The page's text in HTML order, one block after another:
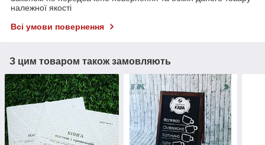
належної якості
Всі умови повернення
З цим товаром також замовляють